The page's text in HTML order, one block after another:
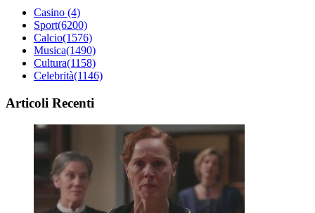
Casino (4)
Sport(6200)
Calcio(1576)
Musica(1490)
Cultura(1158)
Celebrità(1146)
Articoli Recenti